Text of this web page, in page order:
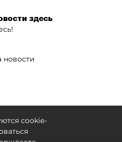
здесь
новости
cookie-